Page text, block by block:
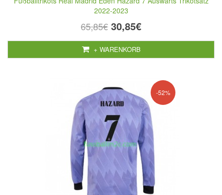
2022-2023
65,85€ 30,85€
+ WARENKORB
-52%